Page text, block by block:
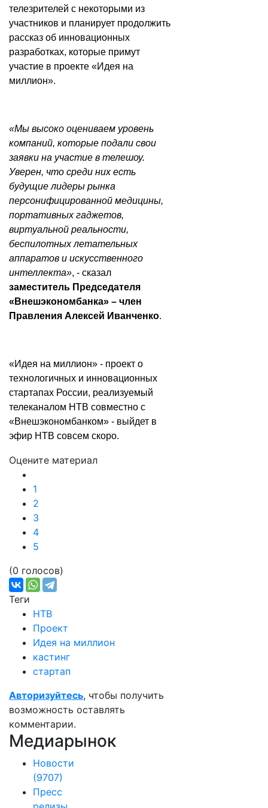
телезрителей с некоторыми из
участников и планирует продолжить
рассказ об инновационных
разработках, которые примут
участие в проекте «Идея на
миллион».
«Мы высоко оцениваем уровень
компаний, которые подали свои
заявки на участие в телешоу.
Уверен, что среди них есть
будущие лидеры рынка
персонифицированной медицины,
портативных гаджетов,
виртуальной реальности,
беспилотных летательных
аппаратов и искусственного
интеллекта», - сказал
заместитель Председателя
«Внешэкономбанка» – член
Правления Алексей Иванченко.
«Идея на миллион» - проект о
технологичных и инновационных
стартапах России, реализуемый
телеканалом НТВ совместно с
«Внешэкономбанком» - выйдет в
эфир НТВ совсем скоро.
Оцените материал
1
2
3
4
5
(0 голосов)
Теги
НТВ
Проект
Идея на миллион
кастинг
стартап
Авторизуйтесь, чтобы получить
возможность оставлять
комментарии.
Медиарынок
Новости
(9707)
Пресс